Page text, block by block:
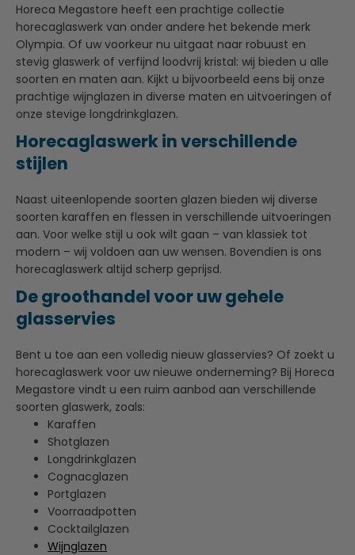
Horeca Megastore heeft een prachtige collectie
horecaglaswerk van onder andere het bekende merk
Olympia. Of uw voorkeur nu uitgaat naar robuust en
stevig glaswerk of verfijnd loodvrij kristal: wij bieden u alle
soorten en maten aan. Kijkt u bijvoorbeeld eens bij onze
prachtige wijnglazen in diverse maten en uitvoeringen of
onze stevige longdrinkglazen.
Horecaglaswerk in verschillende
stijlen
Naast uiteenlopende soorten glazen bieden wij diverse
soorten karaffen en flessen in verschillende uitvoeringen
aan. Voor welke stijl u ook wilt gaan – van klassiek tot
modern – wij voldoen aan uw wensen. Bovendien is ons
horecaglaswerk altijd scherp geprijsd.
De groothandel voor uw gehele
glasservies
Bent u toe aan een volledig nieuw glasservies? Of zoekt u
horecaglaswerk voor uw nieuwe onderneming? Bij Horeca
Megastore vindt u een ruim aanbod aan verschillende
soorten glaswerk, zoals:
Karaffen
Shotglazen
Longdrinkglazen
Cognacglazen
Portglazen
Voorraadpotten
Cocktailglazen
Wijnglazen